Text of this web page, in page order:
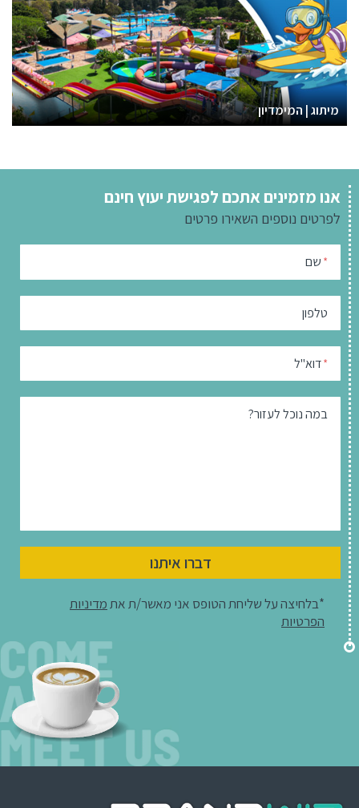
מיתוג | המימדיון
אנו מזמינים אתכם לפגישת יעוץ חינם
לפרטים נוספים השאירו פרטים
* שם
טלפון
*דוא"ל
במה נוכל לעזור?
דברו איתנו
*בלחיצה על שליחת הטופס אני מאשר/ת אתמדיניות
הפרטיות